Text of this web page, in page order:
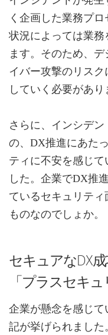
く企画した業務プロ
状況によっては業
ます。そのため、
イバー攻撃のリス
していく必要があり
さらに、インシデ
の、DX推進にあた
ティに不安を感じ
した。企業でDX推
ているセキュリテ
ものなのでしょか。
セキュアなDX
「プラスセキ
企業が懸念を感じ
記が挙げられました